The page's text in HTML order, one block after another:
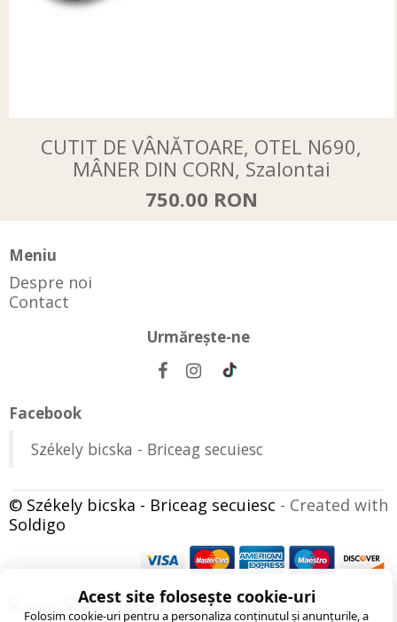
CUTIT DE VÂNĂTOARE, OTEL N690,
MÂNER DIN CORN, Szalontai
750.00 RON
Meniu
Despre noi
Contact
Urmăreşte-ne
Facebook
Székely bicska - Briceag secuiesc
© Székely bicska - Briceag secuiesc - Created with
Soldigo
Acest site folosește cookie-uri
Folosim cookie-uri pentru a personaliza conținutul și anunțurile, a